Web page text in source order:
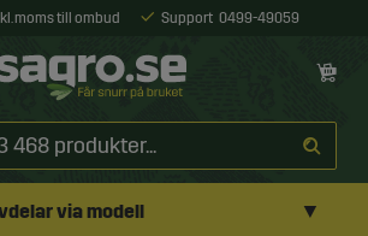
moms till ombud Support 0499-49059
via modell ▼